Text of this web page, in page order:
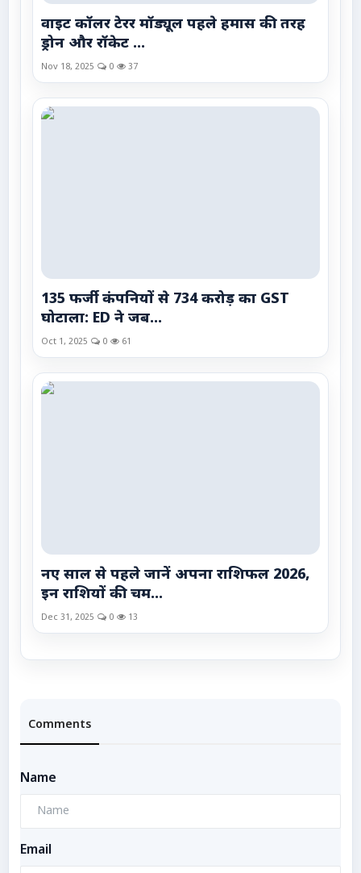
वाइट कॉलर टेरर मॉड्यूल पहले हमास की तरह
ड्रोन और रॉकेट ...
Nov 18, 2025 0 37
135 फर्जी कंपनियों से 734 करोड़ का GST
घोटाला: ED ने जब...
Oct 1, 2025 0 61
नए साल से पहले जानें अपना राशिफल 2026,
इन राशियों की चम...
Dec 31, 2025 0 13
Comments
Name
Email